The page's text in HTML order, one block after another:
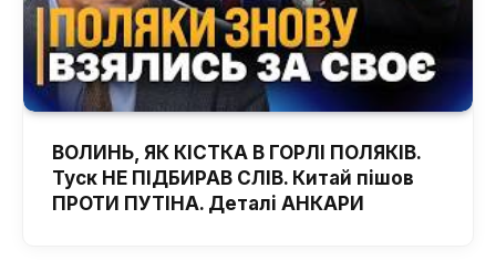
ВОЛИНЬ, ЯК КІСТКА В ГОРЛІ ПОЛЯКІВ.
Туск НЕ ПІДБИРАВ СЛІВ. Китай пішов
ПРОТИ ПУТІНА. Деталі АНКАРИ